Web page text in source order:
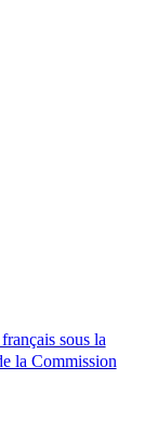
sous la
la Commission